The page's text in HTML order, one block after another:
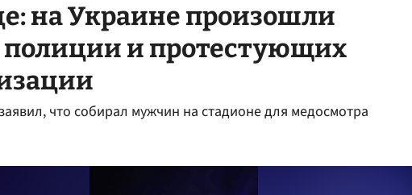
на Украине произошли
полиции и протестующих
что собирал мужчин на стадионе для медосмотра